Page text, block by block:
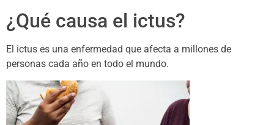
¿Qué causa el ictus?
El ictus es una enfermedad que afecta a millones de
personas cada año en todo el mundo.